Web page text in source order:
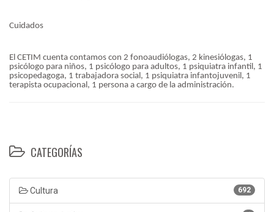
Cuidados
El CETIM cuenta contamos con 2 fonoaudiólogas, 2 kinesiólogas, 1
psicólogo para niños, 1 psicólogo para adultos, 1 psiquiatra infantil, 1
psicopedagoga, 1 trabajadora social, 1 psiquiatra infantojuvenil, 1
terapista ocupacional, 1 persona a cargo de la administración.
CATEGORÍAS
692
Cultura